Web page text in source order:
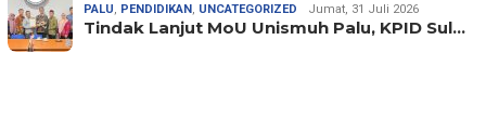
PALU PENDIDIKAN UNCATEGORIZED Jumat, 31 Juli 2026
Tindak Lanjut MoU Unismuh Palu, KPID Sul…